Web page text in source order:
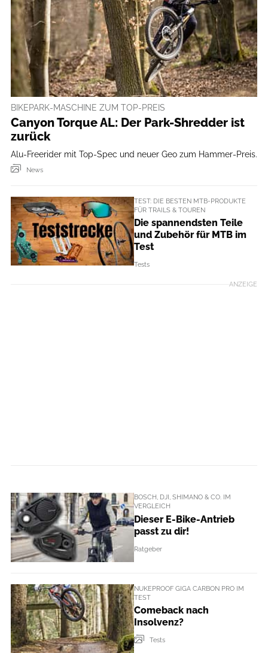
BIKEPARK-MASCHINE ZUM TOP-PREIS
Canyon Torque AL: Der Park-Shredder ist
zurück
Alu-Freerider mit Top-Spec und neuer Geo zum Hammer-Preis.
News
TEST: DIE BESTEN MTB-PRODUKTE
FÜR TRAILS & TOUREN
Die spannendsten Teile
und Zubehör für MTB im
Test
Tests
ANZEIGE
BOSCH, DJI, SHIMANO & CO. IM
VERGLEICH
Dieser E-Bike-Antrieb
passt zu dir!
Ratgeber
NUKEPROOF GIGA CARBON PRO IM
TEST
Comeback nach
Insolvenz?
Tests